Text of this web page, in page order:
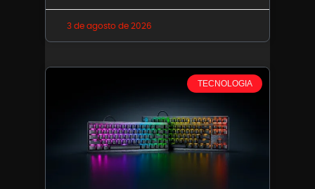
3 de agosto de 2026
TECNOLOGIA